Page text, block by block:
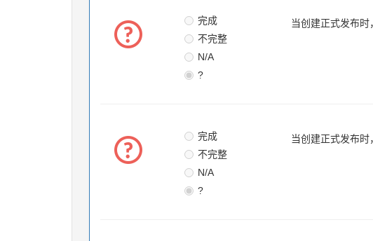
完成
不完整
N/A
?
当创建正式发布
完成
不完整
N/A
?
当创建正式发布